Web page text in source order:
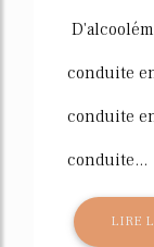
conduite
conduite
conduite...
LIRE